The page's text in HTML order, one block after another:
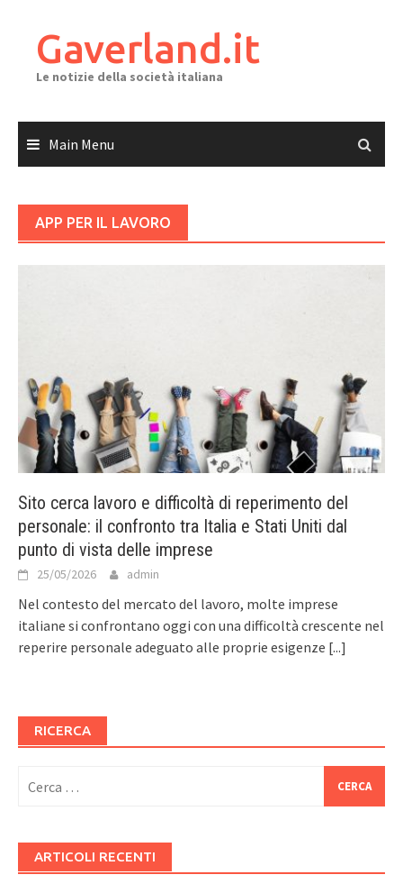
contentGaverland.it
Le notizie della società italiana
Main Menu
APP PER IL LAVORO
Sito cerca lavoro e difficoltà di reperimento del
personale: il confronto tra Italia e Stati Uniti dal
punto di vista delle imprese
25/05/2026 admin
Nel contesto del mercato del lavoro, molte imprese
italiane si confrontano oggi con una difficoltà crescente nel
reperire personale adeguato alle proprie esigenze [...]
RICERCA
per:
ARTICOLI RECENTI